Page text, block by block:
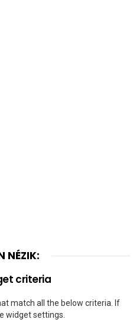
NÉZIK:
criteria
match all the below criteria. If
widget settings.